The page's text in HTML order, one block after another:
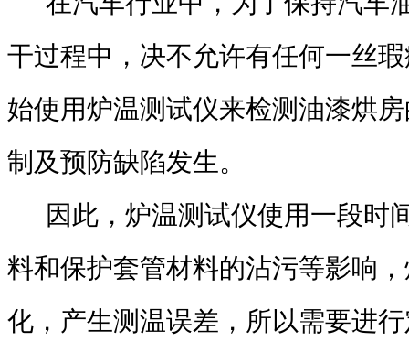
干过程中，决不允许有任何一丝
始使用炉温测试仪来检测油漆烘
制及预防缺陷发生。
因此，炉温测试仪使用一段时
料和保护套管材料的沾污等影响
化，产生测温误差，所以需要进